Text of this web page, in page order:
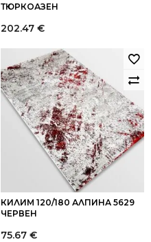
ТЮРКОАЗЕН
202.47 €
КИЛИМ 120/180 АЛПИНА 5629
ЧЕРВЕН
75.67 €